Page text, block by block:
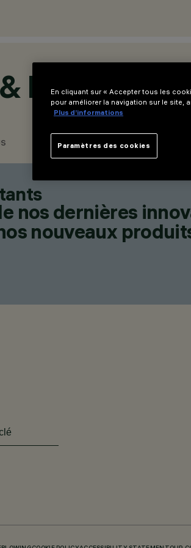
nos dernières
nouveaux
En cliquant sur « Accepter tous les
pour améliorer la navigation sur le site,
Plus d’informations
Paramètres des cookies